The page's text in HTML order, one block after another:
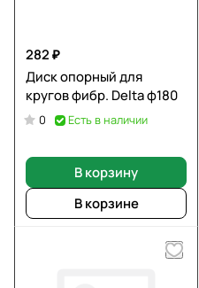
282 ₽
Диск опорный для
кругов фибр. Delta ф180
0 Есть в наличии
В корзину
В корзине